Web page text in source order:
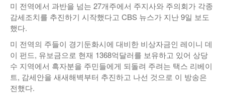
미 전역에서 과반을 넘는 27개주에서 주지사와 주의회가 각종
감세조치를 추진하기 시작했다고 CBS 뉴스가 지난 9일 보도
했다.
미 전역의 주들이 경기둔화시에 대비한 비상자금인 레이니 데
이 펀드, 유보금으로 현재 1368억달러를 보유하고 있어 상당
수 지역에서 흑자분을 주민들에게 되돌려 주려는 택스 리베이
트, 감세안을 새새해벽부터 추진하고 나선 것으로 이 방송은
전했다.